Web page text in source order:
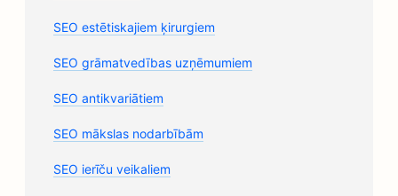
SEO estētiskajiem ķirurgiem
SEO grāmatvedības uzņēmumiem
SEO antikvariātiem
SEO mākslas nodarbībām
SEO ierīču veikaliem